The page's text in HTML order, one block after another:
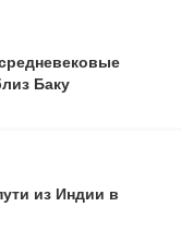
Баку
из Индии в